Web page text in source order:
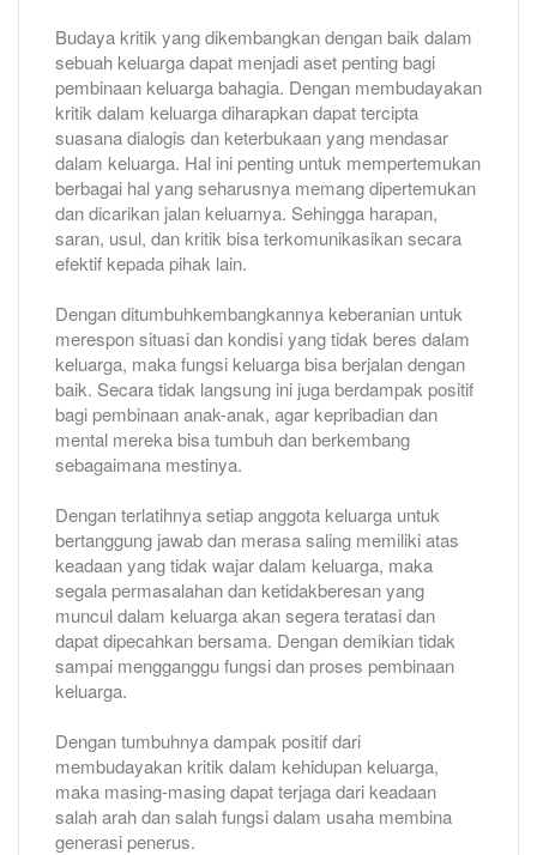
Budaya kritik yang dikembangkan dengan baik dalam
sebuah keluarga dapat menjadi aset penting bagi
pembinaan keluarga bahagia. Dengan membudayakan
kritik dalam keluarga diharapkan dapat tercipta
suasana dialogis dan keterbukaan yang mendasar
dalam keluarga. Hal ini penting untuk mempertemukan
berbagai hal yang seharusnya memang dipertemukan
dan dicarikan jalan keluarnya. Sehingga harapan,
saran, usul, dan kritik bisa terkomunikasikan secara
efektif kepada pihak lain.
Dengan ditumbuhkembangkannya keberanian untuk
merespon situasi dan kondisi yang tidak beres dalam
keluarga, maka fungsi keluarga bisa berjalan dengan
baik. Secara tidak langsung ini juga berdampak positif
bagi pembinaan anak-anak, agar kepribadian dan
mental mereka bisa tumbuh dan berkembang
sebagaimana mestinya.
Dengan terlatihnya setiap anggota keluarga untuk
bertanggung jawab dan merasa saling memiliki atas
keadaan yang tidak wajar dalam keluarga, maka
segala permasalahan dan ketidakberesan yang
muncul dalam keluarga akan segera teratasi dan
dapat dipecahkan bersama. Dengan demikian tidak
sampai mengganggu fungsi dan proses pembinaan
keluarga.
Dengan tumbuhnya dampak positif dari
membudayakan kritik dalam kehidupan keluarga,
maka masing-masing dapat terjaga dari keadaan
salah arah dan salah fungsi dalam usaha membina
generasi penerus.